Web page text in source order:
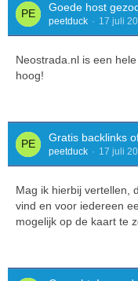
Goede host
peetduck 17 juli
Neostrada.nl is een
hoog!
Gratis backlinks
peetduck 17 juli
Mag ik hierbij vertellen,
vind en voor iedereen
mogelijk op de kaart te